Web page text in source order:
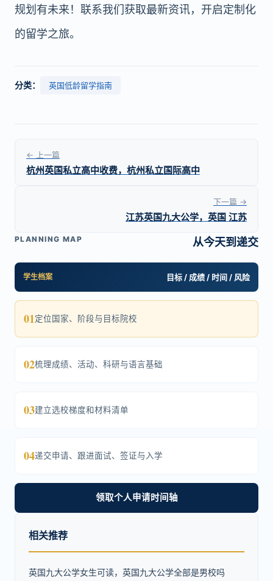
规划有未来！联系我们获取最新资讯，开启定制化
的留学之旅。
分类： 英国低龄留学指南
← 上一篇
杭州英国私立高中收费，杭州私立国际高中
下一篇 →
江苏英国九大公学，英国 江苏
PLANNING MAP 从今天到递交
学生档案 目标 / 成绩 / 时间 / 风险
01定位国家、阶段与目标院校
02梳理成绩、活动、科研与语言基础
03建立选校梯度和材料清单
04递交申请、跟进面试、签证与入学
领取个人申请时间轴
相关推荐
英国九大公学女生可读，英国九大公学全部是男校吗